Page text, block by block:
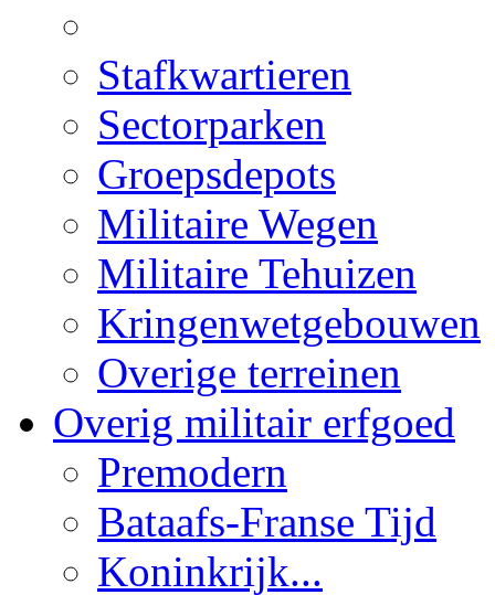
Stafkwartieren
Sectorparken
Groepsdepots
Militaire Wegen
Militaire Tehuizen
Kringenwetgebouwen
Overige terreinen
Overig militair erfgoed
Premodern
Bataafs-Franse Tijd
Koninkrijk...